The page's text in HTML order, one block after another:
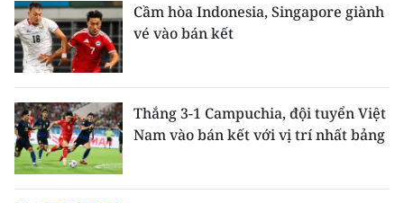
Cầm hòa Indonesia, Singapore giành
vé vào bán kết
Thắng 3-1 Campuchia, đội tuyển Việt
Nam vào bán kết với vị trí nhất bảng